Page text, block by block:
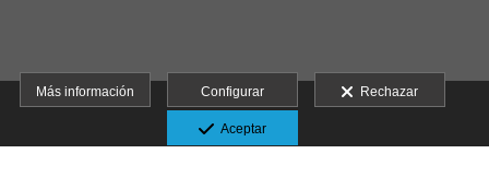
Más información Configurar Rechazar
Aceptar